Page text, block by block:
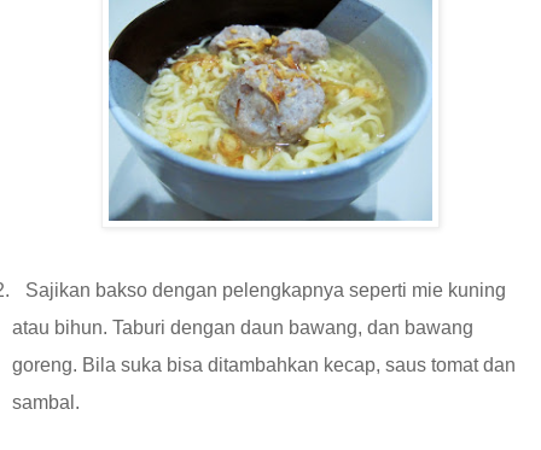
Sajikan bakso dengan pelengkapnya seperti mie kuning
atau bihun. Taburi dengan daun bawang, dan bawang
goreng. Bila suka bisa ditambahkan kecap, saus tomat dan
sambal.